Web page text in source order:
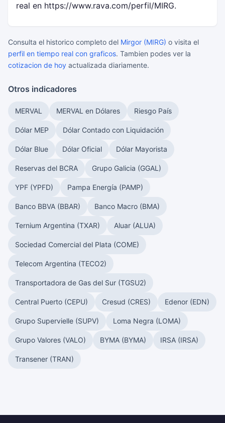
real en https://www.rava.com/perfil/MIRG.
Consulta el historico completo del Mirgor (MIRG) o visita el
perfil en tiempo real con graficos. Tambien podes ver la
cotizacion de hoy actualizada diariamente.
Otros indicadores
MERVAL MERVAL en Dólares Riesgo País
Dólar MEP Dólar Contado con Liquidación
Dólar Blue Dólar Oficial Dólar Mayorista
Reservas del BCRA Grupo Galicia (GGAL)
YPF (YPFD) Pampa Energía (PAMP)
Banco BBVA (BBAR) Banco Macro (BMA)
Ternium Argentina (TXAR) Aluar (ALUA)
Sociedad Comercial del Plata (COME)
Telecom Argentina (TECO2)
Transportadora de Gas del Sur (TGSU2)
Central Puerto (CEPU) Cresud (CRES) Edenor (EDN)
Grupo Supervielle (SUPV) Loma Negra (LOMA)
Grupo Valores (VALO) BYMA (BYMA) IRSA (IRSA)
Transener (TRAN)